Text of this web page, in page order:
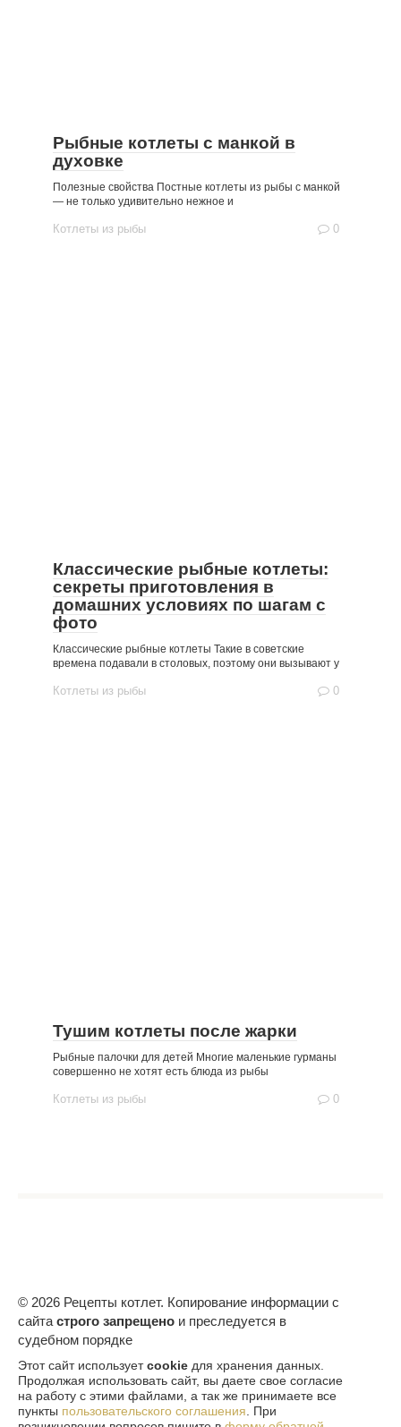
Рыбные котлеты с манкой в
духовке
Полезные свойства Постные котлеты из рыбы с манкой
— не только удивительно нежное и
Котлеты из рыбы 0
Классические рыбные котлеты:
секреты приготовления в
домашних условиях по шагам с
фото
Классические рыбные котлеты Такие в советские
времена подавали в столовых, поэтому они вызывают у
Котлеты из рыбы 0
Тушим котлеты после жарки
Рыбные палочки для детей Многие маленькие гурманы
совершенно не хотят есть блюда из рыбы
Котлеты из рыбы 0
© 2026 Рецепты котлет. Копирование информации с
сайта строго запрещено и преследуется в
судебном порядке
Этот сайт использует cookie для хранения данных.
Продолжая использовать сайт, вы даете свое согласие
на работу с этими файлами, а так же принимаете все
пункты пользовательского соглашения. При